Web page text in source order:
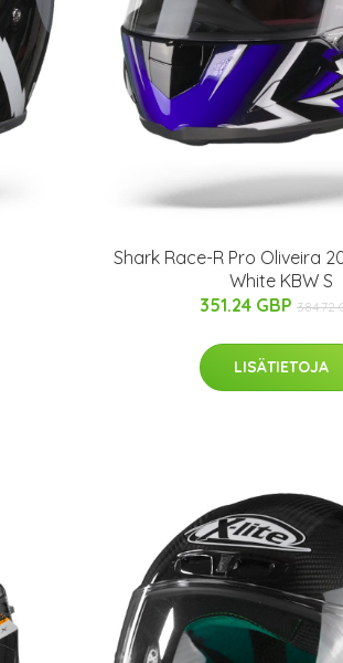
Shark Race-R Pro Oliveira
White KBW S
351.24 GBP 384.72
LISÄTIETOJA